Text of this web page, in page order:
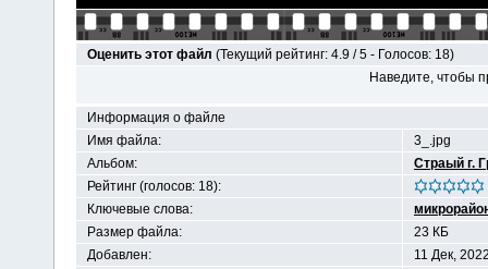
Оценить этот файл (Текущий рейтинг: 4.9 / 5 - Голосов: 18)
Наведите, чтобы
Информация о файле
Имя файла:
3_.jpg
Альбом:
Страый г.
Рейтинг (голосов: 18):
Ключевые слова:
Размер файла:
23 КБ
Добавлен:
11 Дек,